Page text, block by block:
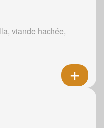
viande hachée,